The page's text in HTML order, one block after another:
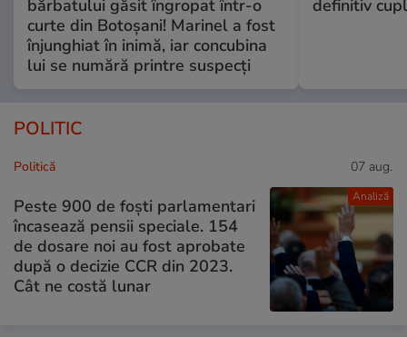
bărbatului găsit îngropat într-o
curte din Botoșani! Marinel a fost
înjunghiat în inimă, iar concubina
lui se numără printre suspecți
definitiv
POLITIC
Analiză
Politică 07 aug.
Peste 900 de foști parlamentari
încasează pensii speciale. 154
de dosare noi au fost aprobate
după o decizie CCR din 2023.
Cât ne costă lunar